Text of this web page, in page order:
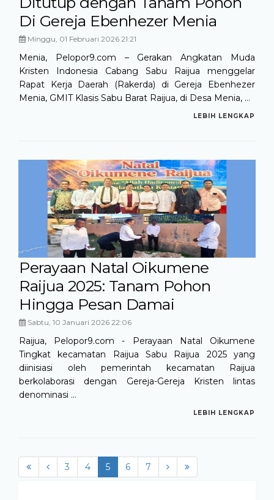
Di Gereja Ebenhezer Menia
Minggu, 01 Februari 2026 21:21
Menia, Pelopor9.com – Gerakan Angkatan Muda
Kristen Indonesia Cabang Sabu Raijua menggelar
Rapat Kerja Daerah (Rakerda) di Gereja Ebenhezer
Menia, GMIT Klasis Sabu Barat Raijua, di Desa Menia, ...
LEBIH LENGKAP
Perayaan Natal Oikumene
Raijua 2025: Tanam Pohon
Hingga Pesan Damai
Sabtu, 10 Januari 2026 22:06
Raijua, Pelopor9.com - Perayaan Natal Oikumene
Tingkat kecamatan Raijua Sabu Raijua 2025 yang
diinisiasi oleh pemerintah kecamatan Raijua
berkolaborasi dengan Gereja-Gereja Kristen lintas
denominasi ...
LEBIH LENGKAP
3 4 5(current)
6 7